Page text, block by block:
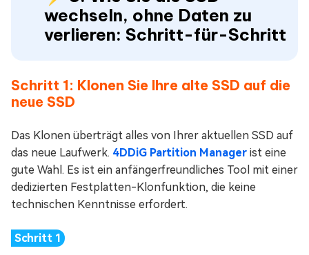
wechseln, ohne Daten zu
verlieren: Schritt-für-Schritt
Schritt 1: Klonen Sie Ihre alte SSD auf die
neue SSD
Das Klonen überträgt alles von Ihrer aktuellen SSD auf
das neue Laufwerk. 4DDiG Partition Manager ist eine
gute Wahl. Es ist ein anfängerfreundliches Tool mit einer
dedizierten Festplatten-Klonfunktion, die keine
technischen Kenntnisse erfordert.